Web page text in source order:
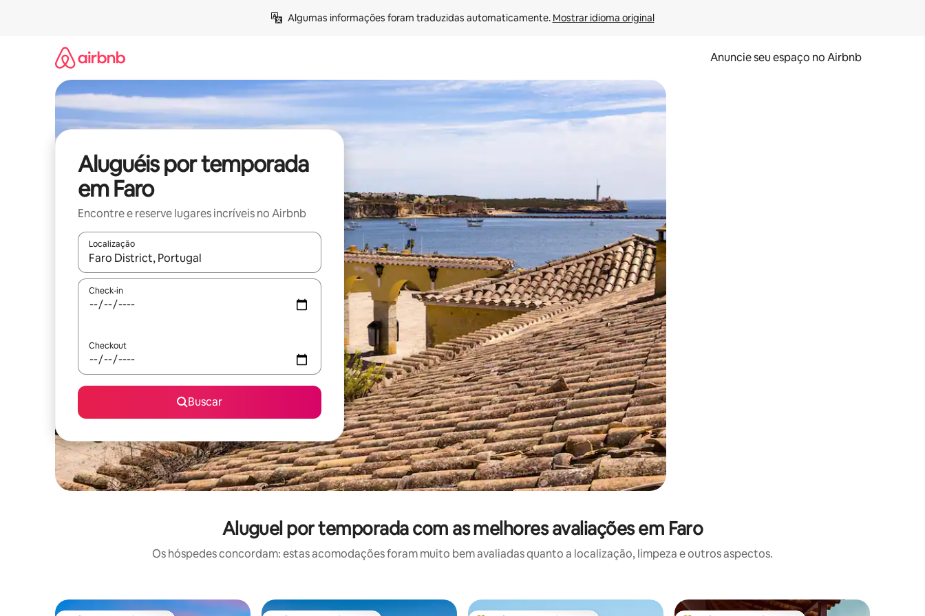
Algumas informações foram traduzidas automaticamente. Mostrar idioma original
Anuncie seu espaço no Airbnb
Aluguéis por temporada
em Faro
Encontre e reserve lugares incríveis no Airbnb
Localização
Quando os resultados estiverem disponíveis, explore-os usando as seta para cima e para baixo do teclado ou tocando e deslizando o dedo na tela.
Check-in
Checkout
Buscar
Aluguel por temporada com as melhores avaliações em Faro
Os hóspedes concordam: estas acomodações foram muito bem avaliadas quanto a localização, limpeza e outros aspectos.